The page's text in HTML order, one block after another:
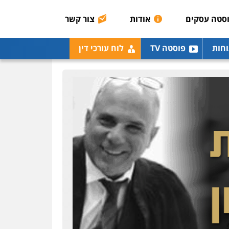
עסקים אודות צור קשר
פוסטה TV לוח עורכי דין
מנשה, אלמוג – עורכי דין
פלילי עבירות תנועה
צווארון לבן תעבורה עורכי
דין לענייני אסירים מעצרים
0546470989
עו"ד אבי כהן
פלילי פשיעה חמורה
קטינים אלימות סמים
עבירות מין
0523647066
ויקי שמואל – משרד עו"ד
משפט פלילי
0528959600